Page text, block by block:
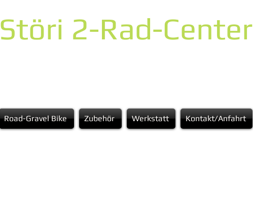
Störi 2-Rad-Center
Road-Gravel Bike Zubehör Werkstatt Kontakt/Anfahrt